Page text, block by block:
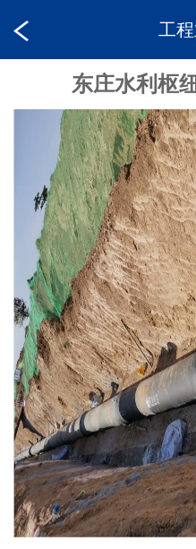
工
东庄水利枢